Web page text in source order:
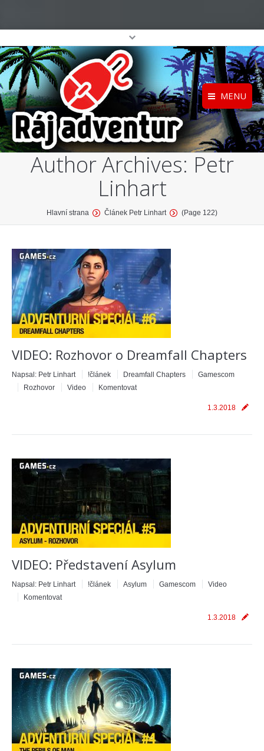
MENU
Registrace
Přihlášení
Home
O projektu
Katalog her
Author Archives: Petr
Linhart
You are here:Hlavní strana Článek Petr Linhart (Page 122)
VIDEO: Rozhovor o Dreamfall Chapters
Napsal: Petr Linhart !článek Dreamfall Chapters
Gamescom
Rozhovor
Video Komentovat
1.3.2018
VIDEO: Představení Asylum
Napsal: Petr Linhart !článek Asylum Gamescom
Video
Komentovat
1.3.2018